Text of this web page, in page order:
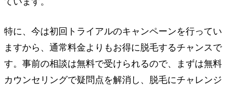
特に、今は初回トライアルのキャンペーンを行ってい
ますから、通常料金よりもお得に脱毛するチャンスで
す。事前の相談は無料で受けられるので、まずは無料
カウンセリングで疑問点を解消し、脱毛にチャレンジ